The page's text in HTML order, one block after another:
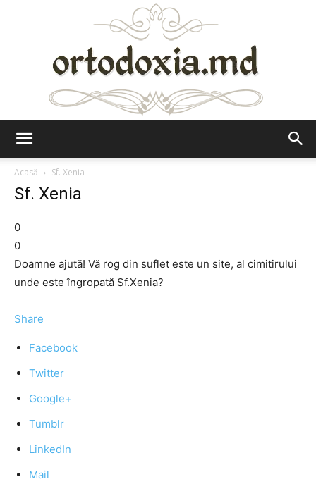
Acasă
Sf. Xenia
Sf. Xenia
0
0
Doamne ajută! Vă rog din suflet este un site, al cimitirului
unde este îngropată Sf.Xenia?
Share
Facebook
Twitter
Google+
Tumblr
LinkedIn
Mail